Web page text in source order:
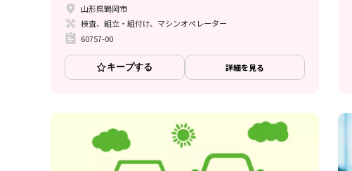
山形県鶴岡市
検査、組立・組付け、マシンオペレーター
60757-00
キープする 詳細を見る